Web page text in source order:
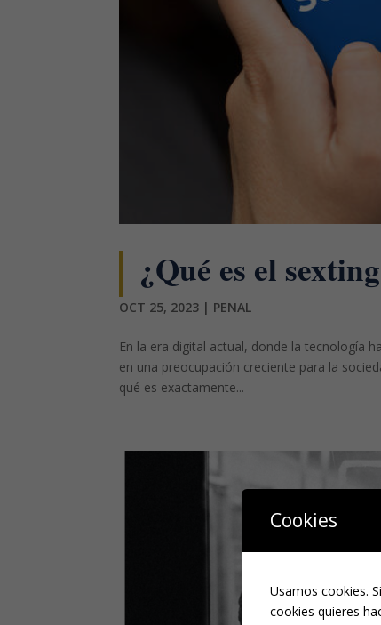
¿Qué es el
OCT 25, 2023 | PENAL
En la era digital actual, donde la tecnología
en una preocupación creciente para la
qué es exactamente...
Cookies
Usamos cookies.
cookies quieres